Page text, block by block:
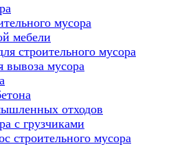
мусора
мебели
строительного мусора
мусора
отходов
с грузчиками
строительного мусора